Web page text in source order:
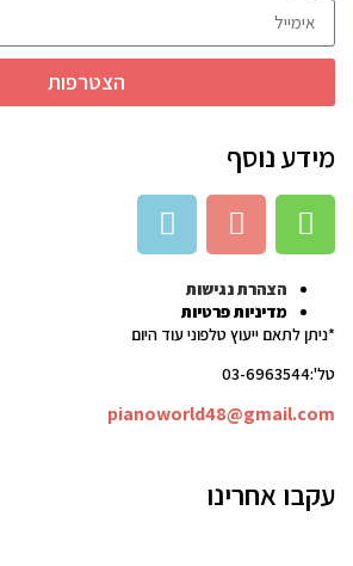
הצטרפות
מידע נוסף
הצהרת נגישות
מדיניות פרטיות
*ניתן לתאם ייעוץ טלפוני עוד היום
טל':03-6963544
pianoworld48@gmail.com
עקבו אחרינו